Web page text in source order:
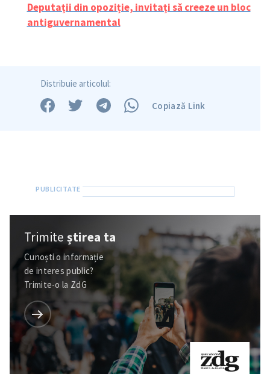
Deputații din opoziție, invitați să creeze un bloc
antiguvernamental
Distribuie articolul:
Copiază Link
Trimiteștirea ta
Cunoști o informație
de interes public?
Trimite-o la ZdG